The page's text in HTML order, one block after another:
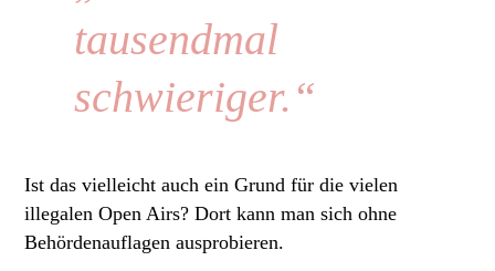
tausendmal
schwieriger.“
Ist das vielleicht auch ein Grund für die vielen
illegalen Open Airs? Dort kann man sich ohne
Behördenauflagen ausprobieren.